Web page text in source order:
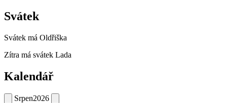
Svátek
Svátek má Oldřiška
Zítra má svátek Lada
Kalendář
Srpen2026